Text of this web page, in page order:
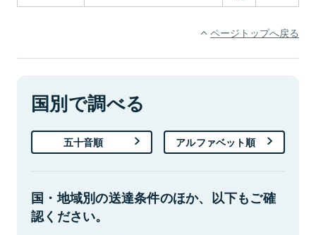
ページトップへ戻る
国別で調べる
五十音順 アルファベット順
国・地域別の送達条件のほか、以下もご確
認ください。